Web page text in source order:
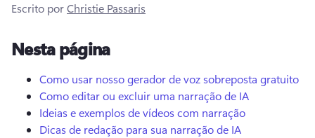
Experimentar gratuitamente
Escrito porChristie Passaris
Nesta página
Como usar nosso gerador de voz sobreposta gratuito
Como editar ou excluir uma narração de IA
Ideias e exemplos de vídeos com narração
Dicas de redação para sua narração de IA